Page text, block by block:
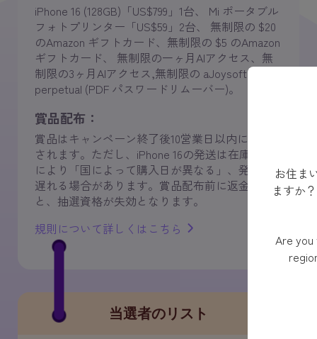
お住ま
ますか
Are
iPhone 16 (128GB)「US$799」1台、 Mi ポータブル
フォトプリンター「US$59」2台、 無制限の $20
のAmazon ギフトカード、無制限の $5 のAmazon
ギフトカード、 無制限の一ヶ月AIアクセス、無
制限の3ヶ月AIアクセス,無制限の aJoysoft
perpetual (PDF パスワードリムーバー)。
賞品配布：
賞品はキャンペーン終了後10営業日以内に配布
されます。ただし、iPhone 16の発送は在庫状況
により「国によって購入日が異なる」、発送が
遅れる場合があります。賞品配布前に返金する
と、抽選資格が失効となります。
規則について詳しくはこちら
当選者のリスト
jane***@***.com
$5Amazonギフトカード
joh***@***.com
ale***@***.com
aJoysoft 永久ライセンス
inf1***@***.com
$20Amazonギフトカード
chris***@***.com